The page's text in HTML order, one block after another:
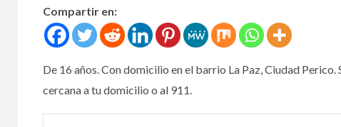
Compartir en:
De 16 años. Con domicilio en el barrio La Paz, Ciudad
cercana a tu domicilio o al 911.